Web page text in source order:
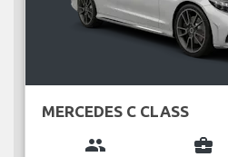
MERCEDES C CLASS
group business_center